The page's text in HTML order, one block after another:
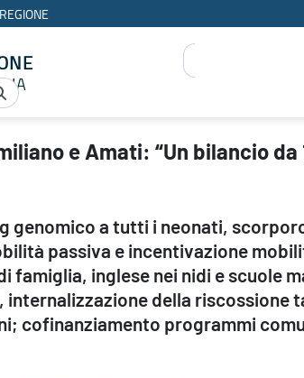
da 10,7 miliardi con zero nuove tasse” -
e Amati: “Un bilancio
genomico a tutti i neonati,
passiva e incentivazione
famiglia, inglese nei nidi e scuole
della riscossione
cofinanziamento programmi